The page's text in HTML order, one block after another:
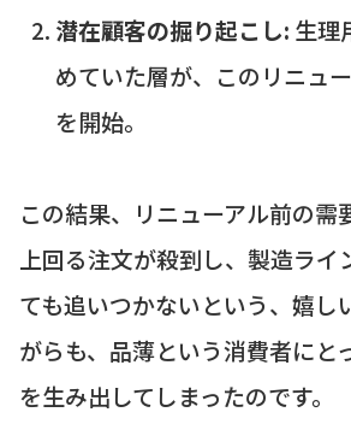
潜在顧客の掘り起こし: 生理
めていた層が、このリニュ
を開始。
この結果、リニューアル前の需
上回る注文が殺到し、製造ライ
ても追いつかないという、嬉し
がらも、品薄という消費者にと
を生み出してしまったのです。